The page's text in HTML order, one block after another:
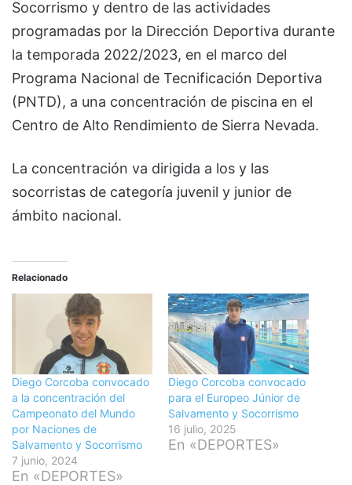
Socorrismo y dentro de las actividades
programadas por la Dirección Deportiva durante
la temporada 2022/2023, en el marco del
Programa Nacional de Tecnificación Deportiva
(PNTD), a una concentración de piscina en el
Centro de Alto Rendimiento de Sierra Nevada.
La concentración va dirigida a los y las
socorristas de categoría juvenil y junior de
ámbito nacional.
Relacionado
Diego Corcoba convocado
a la concentración del
Campeonato del Mundo
por Naciones de
Salvamento y Socorrismo
7 junio, 2024
En «DEPORTES»
Diego Corcoba convocado
para el Europeo Júnior de
Salvamento y Socorrismo
16 julio, 2025
En «DEPORTES»